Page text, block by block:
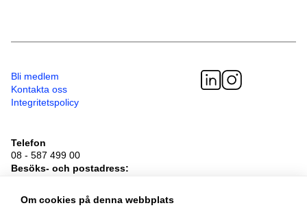
Bli medlem
Kontakta oss
Integritetspolicy
Telefon
08 - 587 499 00
111 34 Stockholm
Om cookies på denna webbplats